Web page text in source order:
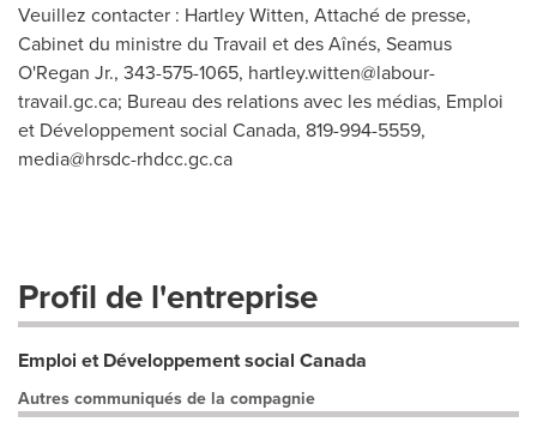
Veuillez contacter : Hartley Witten, Attaché de presse,
Cabinet du ministre du Travail et des Aînés, Seamus
O'Regan Jr., 343-575-1065, hartley.witten@labour-
travail.gc.ca; Bureau des relations avec les médias, Emploi
et Développement social Canada, 819-994-5559,
media@hrsdc-rhdcc.gc.ca
Profil de l'entreprise
Emploi et Développement social Canada
Autres communiqués de la compagnie